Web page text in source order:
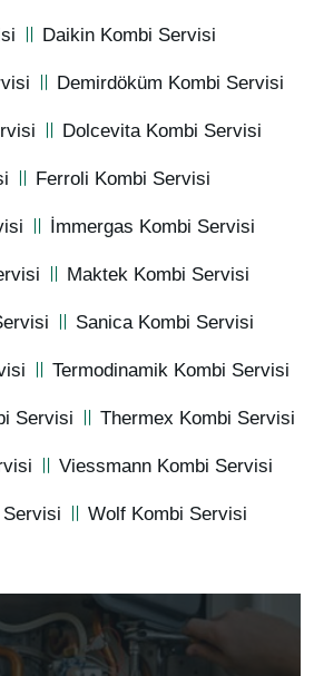
Daikin Kombi Servisi
Demirdöküm Kombi Servisi
Dolcevita Kombi Servisi
Ferroli Kombi Servisi
İmmergas Kombi Servisi
Maktek Kombi Servisi
Sanica Kombi Servisi
Termodinamik Kombi Servisi
Servisi Thermex Kombi Servisi
Viessmann Kombi Servisi
Wolf Kombi Servisi